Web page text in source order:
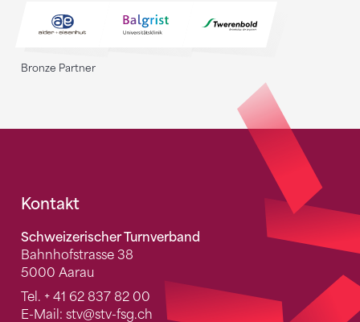
Bronze Partner
Fusszeile
Kontakt
Schweizerischer Turnverband
Bahnhofstrasse 38
5000 Aarau
Tel. + 41 62 837 82 00
E-Mail: stv@stv-fsg.ch